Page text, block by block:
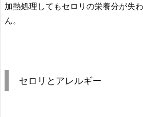
加熱処理してもセロリの栄養分が失
ん。
セロリとアレルギー